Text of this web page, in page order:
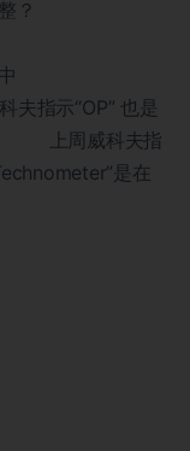
？
也是
科夫指
是在